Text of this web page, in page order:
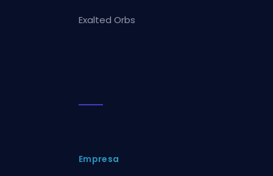
Exalted Orbs
Empresa